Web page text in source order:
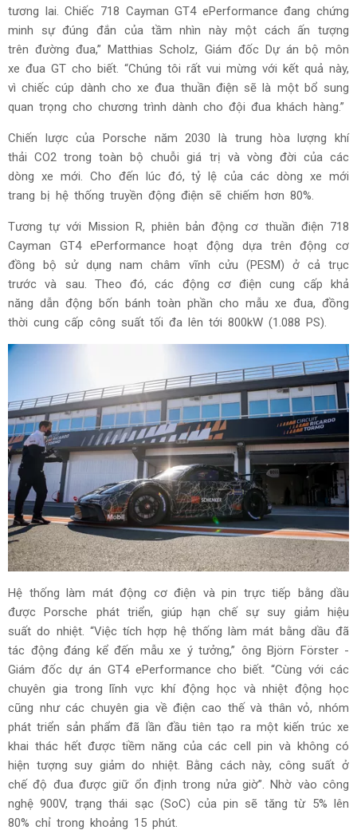
tương lai. Chiếc 718 Cayman GT4 ePerformance đang chứng
minh sự đúng đắn của tầm nhìn này một cách ấn tượng
trên đường đua,” Matthias Scholz, Giám đốc Dự án bộ môn
xe đua GT cho biết. “Chúng tôi rất vui mừng với kết quả này,
vì chiếc cúp dành cho xe đua thuần điện sẽ là một bổ sung
quan trọng cho chương trình dành cho đội đua khách hàng.”
Chiến lược của Porsche năm 2030 là trung hòa lượng khí
thải CO2 trong toàn bộ chuỗi giá trị và vòng đời của các
dòng xe mới. Cho đến lúc đó, tỷ lệ của các dòng xe mới
trang bị hệ thống truyền động điện sẽ chiếm hơn 80%.
Tương tự với Mission R, phiên bản động cơ thuần điện 718
Cayman GT4 ePerformance hoạt động dựa trên động cơ
đồng bộ sử dụng nam châm vĩnh cửu (PESM) ở cả trục
trước và sau. Theo đó, các động cơ điện cung cấp khả
năng dẫn động bốn bánh toàn phần cho mẫu xe đua, đồng
thời cung cấp công suất tối đa lên tới 800kW (1.088 PS).
Hệ thống làm mát động cơ điện và pin trực tiếp bằng dầu
được Porsche phát triển, giúp hạn chế sự suy giảm hiệu
suất do nhiệt. “Việc tích hợp hệ thống làm mát bằng dầu đã
tác động đáng kể đến mẫu xe ý tưởng,” ông Björn Förster -
Giám đốc dự án GT4 ePerformance cho biết. “Cùng với các
chuyên gia trong lĩnh vực khí động học và nhiệt động học
cũng như các chuyên gia về điện cao thế và thân vỏ, nhóm
phát triển sản phẩm đã lần đầu tiên tạo ra một kiến trúc xe
khai thác hết được tiềm năng của các cell pin và không có
hiện tượng suy giảm do nhiệt. Bằng cách này, công suất ở
chế độ đua được giữ ổn định trong nửa giờ”. Nhờ vào công
nghệ 900V, trạng thái sạc (SoC) của pin sẽ tăng từ 5% lên
80% chỉ trong khoảng 15 phút.